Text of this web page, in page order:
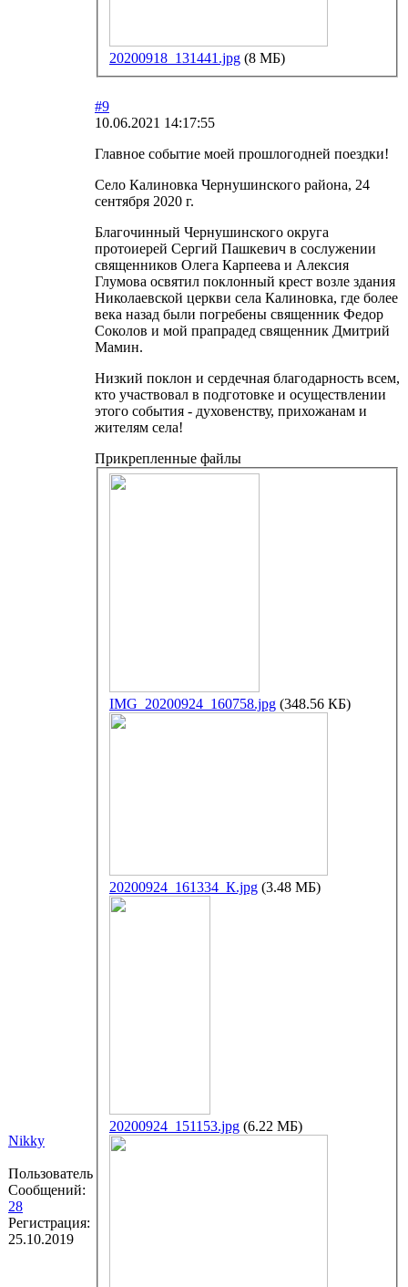
20200918_131441.jpg (8 МБ)
Nikky
Пользователь
Сообщений:
28
Регистрация:
25.10.2019
#9
10.06.2021 14:17:55
Главное событие моей прошлогодней поездки!
Село Калиновка Чернушинского района, 24
сентября 2020 г.
Благочинный Чернушинского округа
протоиерей Сергий Пашкевич в сослужении
священников Олега Карпеева и Алексия
Глумова освятил поклонный крест возле здания
Николаевской церкви села Калиновка, где более
века назад были погребены священник Федор
Соколов и мой прапрадед священник Дмитрий
Мамин.
Низкий поклон и сердечная благодарность всем,
кто участвовал в подготовке и осуществлении
этого события - духовенству, прихожанам и
жителям села!
Прикрепленные файлы
IMG_20200924_160758.jpg (348.56 КБ)
20200924_161334_К.jpg (3.48 МБ)
20200924_151153.jpg (6.22 МБ)